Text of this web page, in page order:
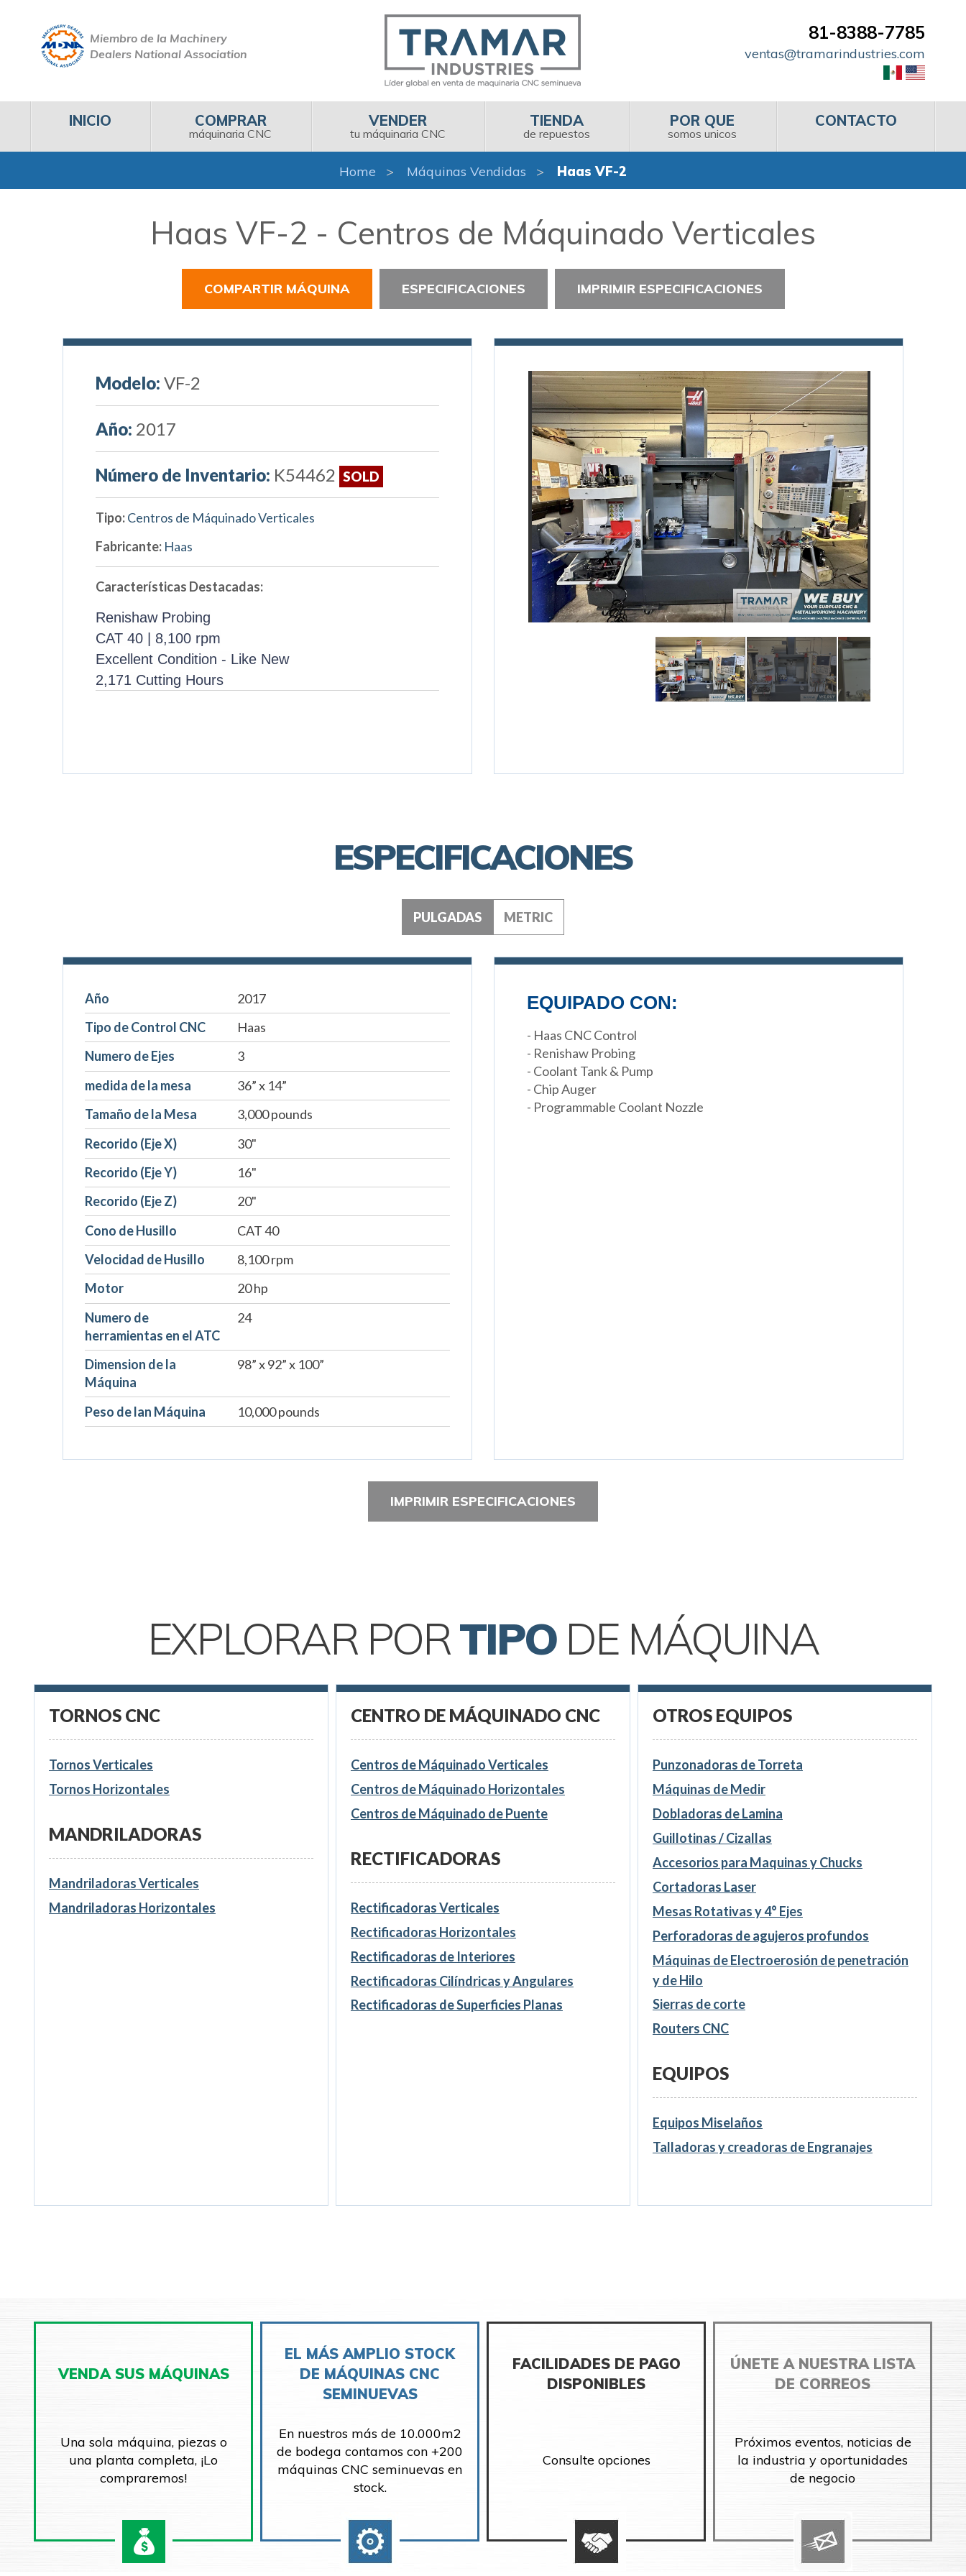
Miembro de la Machinery
Dealers National Association
81-8388-7785
ventas@tramarindustries.com
INICIO COMPRAR
máquinaria CNC
VENDER
tu máquinaria CNC
TIENDA
de repuestos
POR QUE
somos unicos
CONTACTO
Home Máquinas Vendidas Haas VF-2
Haas VF-2 - Centros de Máquinado Verticales
COMPARTIR MÁQUINA ESPECIFICACIONES IMPRIMIR ESPECIFICACIONES
Modelo: VF-2
Año: 2017
Número de Inventario: K54462 SOLD
Tipo:Centros de Máquinado Verticales
Fabricante: Haas
Características Destacadas:
Renishaw Probing
CAT 40 | 8,100 rpm
Excellent Condition - Like New
2,171 Cutting Hours
ESPECIFICACIONES
PULGADAS METRIC
Año
2017
Tipo de Control CNC
Haas
Numero de Ejes
3
medida de la mesa
36” x 14”
Tamaño de la Mesa
3,000 pounds
Recorido (Eje X)
30"
Recorido (Eje Y)
16"
Recorido (Eje Z)
20"
Cono de Husillo
CAT 40
Velocidad de Husillo
8,100 rpm
Motor
20 hp
Numero de
herramientas en el ATC
24
Dimension de la
Máquina
98” x 92” x 100”
Peso de lan Máquina 10,000 pounds
EQUIPADO CON:
- Haas CNC Control
- Renishaw Probing
- Coolant Tank & Pump
- Chip Auger
- Programmable Coolant Nozzle
IMPRIMIR ESPECIFICACIONES
EXPLORAR PORTIPODE MÁQUINA
TORNOS CNC
Tornos Verticales
Tornos Horizontales
MANDRILADORAS
Mandriladoras Verticales
Mandriladoras Horizontales
CENTRO DE MÁQUINADO CNC
Centros de Máquinado Verticales
Centros de Máquinado Horizontales
Centros de Máquinado de Puente
RECTIFICADORAS
Rectificadoras Verticales
Rectificadoras Horizontales
Rectificadoras de Interiores
Rectificadoras Cilíndricas y Angulares
Rectificadoras de Superficies Planas
OTROS EQUIPOS
Punzonadoras de Torreta
Máquinas de Medir
Dobladoras de Lamina
Guillotinas / Cizallas
Accesorios para Maquinas y Chucks
Cortadoras Laser
Mesas Rotativas y 4° Ejes
Perforadoras de agujeros profundos
Máquinas de Electroerosión de penetración
y de Hilo
Sierras de corte
Routers CNC
EQUIPOS
Equipos Miselaños
Talladoras y creadoras de Engranajes
VENDA SUS MÁQUINAS
Una sola máquina, piezas o
una planta completa, ¡Lo
compraremos!
EL MÁS AMPLIO STOCK
DE MÁQUINAS CNC
SEMINUEVAS
En nuestros más de 10.000m2
de bodega contamos con +200
máquinas CNC seminuevas en
stock.
FACILIDADES DE PAGO
DISPONIBLES
Consulte opciones
ÚNETE A NUESTRA LISTA
DE CORREOS
Próximos eventos, noticias de
la industria y oportunidades
de negocio